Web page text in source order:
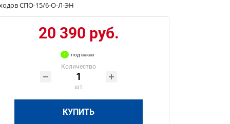
СПО-15/6-О-Л-ЭН
20 390 руб.
под заказ
Количество
шт
КУПИТЬ